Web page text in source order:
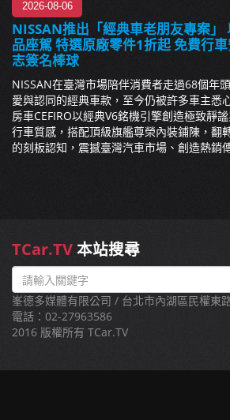
2026-08-06
NISSAN推出「經典車老朋友專案」
品座駕 特選原廠零件1折起 免費行
志簽名棒球
NISSAN在臺灣市場陪伴消費者走過68個年
愛與認同的經典車款，至今仍被許多車主悉
房車CEFIRO以經典V6銘機引擎創造極致靜
行車質感，搭配頂級旗艦尊榮內裝鋪陳，翻
的刻板認知，震撼臺灣汽車市場、創造熱銷
TCar.TV本站搜尋
峯德多媒體有限公司 / 台北市內湖區民權東
電話：02-27963586
2016 版權所有 TCar.TV